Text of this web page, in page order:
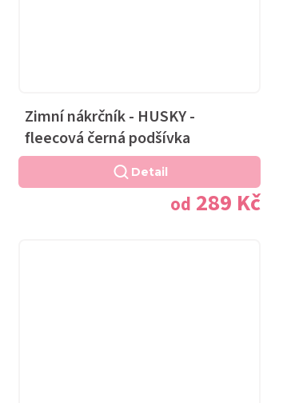
Zimní nákrčník - HUSKY -
fleecová černá podšívka
od 289 Kč
Detail